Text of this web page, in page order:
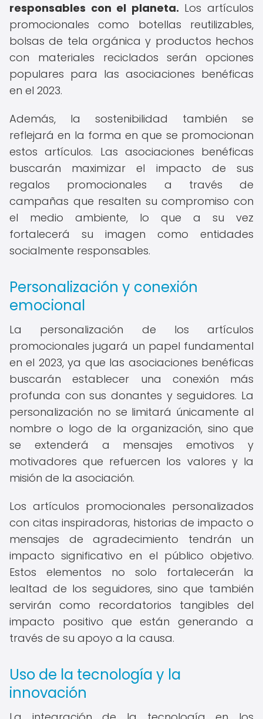
responsables con el planeta. Los artículos
promocionales como botellas reutilizables,
bolsas de tela orgánica y productos hechos
con materiales reciclados serán opciones
populares para las asociaciones benéficas
en el 2023.
Además, la sostenibilidad también se
reflejará en la forma en que se promocionan
estos artículos. Las asociaciones benéficas
buscarán maximizar el impacto de sus
regalos promocionales a través de
campañas que resalten su compromiso con
el medio ambiente, lo que a su vez
fortalecerá su imagen como entidades
socialmente responsables.
Personalización y conexión
emocional
La personalización de los artículos
promocionales jugará un papel fundamental
en el 2023, ya que las asociaciones benéficas
buscarán establecer una conexión más
profunda con sus donantes y seguidores. La
personalización no se limitará únicamente al
nombre o logo de la organización, sino que
se extenderá a mensajes emotivos y
motivadores que refuercen los valores y la
misión de la asociación.
Los artículos promocionales personalizados
con citas inspiradoras, historias de impacto o
mensajes de agradecimiento tendrán un
impacto significativo en el público objetivo.
Estos elementos no solo fortalecerán la
lealtad de los seguidores, sino que también
servirán como recordatorios tangibles del
impacto positivo que están generando a
través de su apoyo a la causa.
Uso de la tecnología y la
innovación